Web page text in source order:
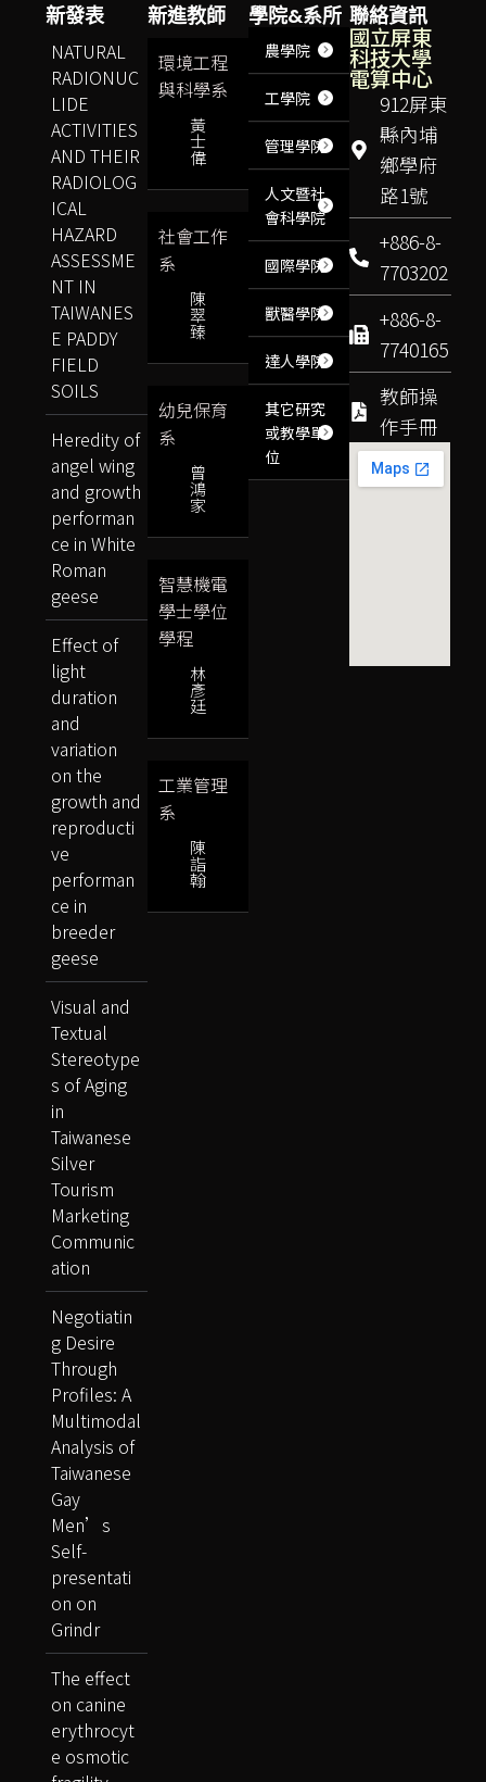
聯絡資訊
國立屏東
科技大學
電算中心
912屏東
縣內埔
鄉學府
路1號
+886-8-
7703202
+886-8-
7740165
教師操
作手冊
學院&系所
農學院
工學院
管理學院
人文暨社
會科學院
國際學院
獸醫學院
達人學院
其它研究
或教學單
位
新進教師
環境工程
與科學系
黃
士
偉
社會工作
系
陳
翠
臻
幼兒保育
系
曾
鴻
家
智慧機電
學士學位
學程
林
彥
廷
工業管理
系
陳
詣
翰
新發表
NATURAL
RADIONUC
LIDE
ACTIVITIES
AND THEIR
RADIOLOG
ICAL
HAZARD
ASSESSME
NT IN
TAIWANES
E PADDY
FIELD
SOILS
Heredity of
angel wing
and growth
performan
ce in White
Roman
geese
Effect of
light
duration
and
variation
on the
growth and
reproducti
ve
performan
ce in
breeder
geese
Visual and
Textual
Stereotype
s of Aging
in
Taiwanese
Silver
Tourism
Marketing
Communic
ation
Negotiatin
g Desire
Through
Profiles: A
Multimodal
Analysis of
Taiwanese
Gay
Men’s
Self-
presentati
on on
Grindr
The effect
on canine
erythrocyt
e osmotic